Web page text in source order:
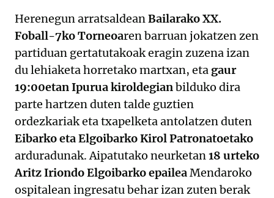
Herenegun arratsaldeanBailarako XX.
Foball-7ko Torneoaren barruan jokatzen zen
partiduan gertatutakoak eragin zuzena izan
du lehiaketa horretako martxan, eta gaur
19:00etan Ipurua kiroldegianbilduko dira
parte hartzen duten talde guztien
ordezkariak eta txapelketa antolatzen duten
Eibarko eta Elgoibarko Kirol Patronatoetako
arduradunak. Aipatutako neurketan18 urteko
Aritz Iriondo Elgoibarko epaileaMendaroko
ospitalean ingresatu behar izan zuten berak